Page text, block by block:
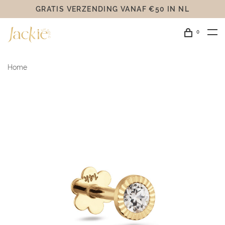
GRATIS VERZENDING VANAF €50 IN NL
0
Home